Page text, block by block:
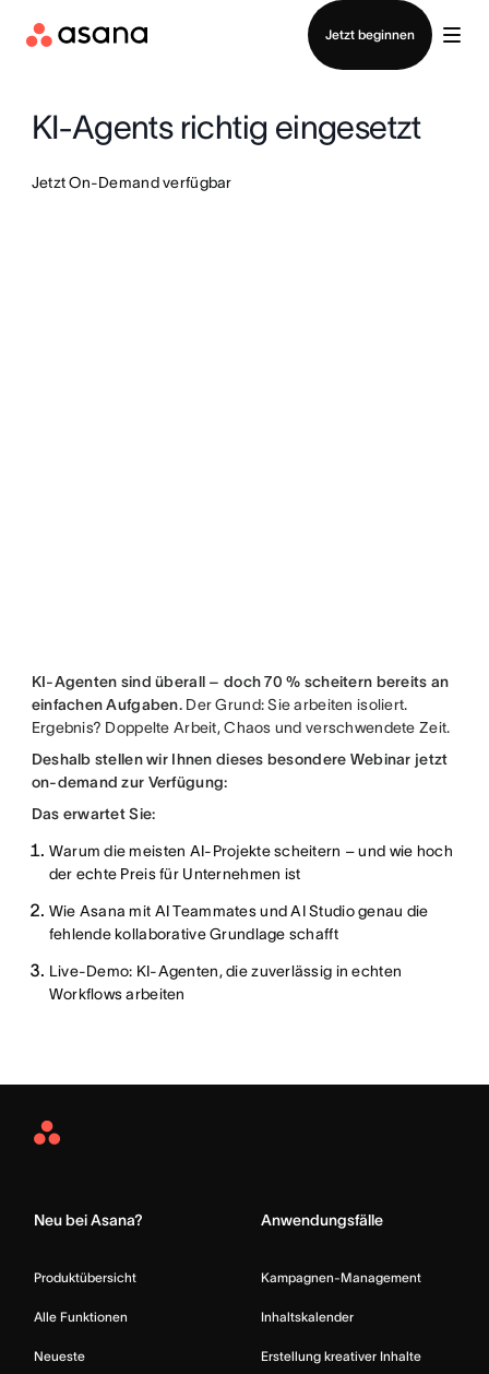
Jetzt beginnen
Vertrieb kontaktieren
KI-Agents richtig eingesetzt
Jetzt On-Demand verfügbar
KI-Agenten sind überall – doch 70 % scheitern bereits an
einfachen Aufgaben. Der Grund: Sie arbeiten isoliert.
Ergebnis? Doppelte Arbeit, Chaos und verschwendete Zeit.
Deshalb stellen wir Ihnen dieses besondere Webinar jetzt
on-demand zur Verfügung:
Das erwartet Sie:
Warum die meisten AI-Projekte scheitern – und wie hoch
der echte Preis für Unternehmen ist
Wie Asana mit AI Teammates und AI Studio genau die
fehlende kollaborative Grundlage schafft
Live-Demo: KI-Agenten, die zuverlässig in echten
Workflows arbeiten
Asana
Neu bei Asana?
Produktübersicht
Alle Funktionen
Neueste
Anwendungsfälle
Kampagnen-Management
Inhaltskalender
Erstellung kreativer Inhalte